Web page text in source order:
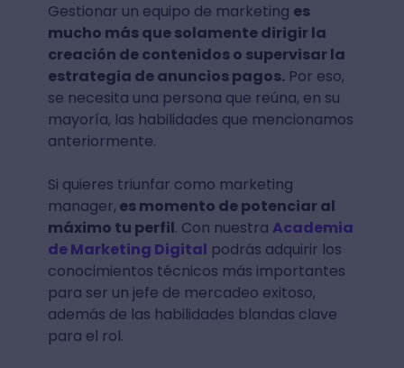
Gestionar un equipo de marketing es
mucho más que solamente dirigir la
creación de contenidos o supervisar la
estrategia de anuncios pagos.Por eso,
se necesita una persona que reúna, en su
mayoría, las habilidades que mencionamos
anteriormente.
Si quieres triunfar como marketing
manager, es momento de potenciar al
máximo tu perfil. Con nuestra Academia
de Marketing Digital podrás adquirir los
conocimientos técnicos más importantes
para ser un jefe de mercadeo exitoso,
además de las habilidades blandas clave
para el rol.